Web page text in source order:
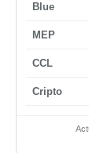
Blue
MEP
CCL
Cripto